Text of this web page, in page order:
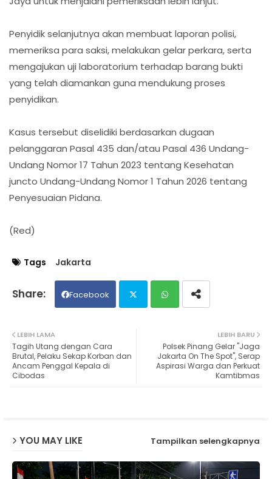
Penyidik selanjutnya akan membuat laporan polisi,
memeriksa para saksi, melakukan gelar perkara, serta
mengajukan uji laboratorium terhadap barang bukti
yang telah diamankan guna mendukung proses
penyidikan.
Kasus tersebut diselidiki berdasarkan dugaan
pelanggaran Pasal 435 dan/atau Pasal 436 Undang-
Undang Nomor 17 Tahun 2023 tentang Kesehatan
juncto Undang-Undang Nomor 1 Tahun 2026 tentang
Penyesuaian Pidana.
(Red)
Tags Jakarta
Facebook
ats
LEBIH BARU
Polsek Pinang Gelar "Jaga
Jakarta On The Spot", Serap
Aspirasi Warga dan Perkuat
Kamtibmas
LEBIH LAMA
Tagih Utang dengan Cara
Brutal, Pelaku Sekap Korban dan
Ancam Penggal Kepala di
Cibodas
YOU MAY LIKE Tampilkan selengkapnya